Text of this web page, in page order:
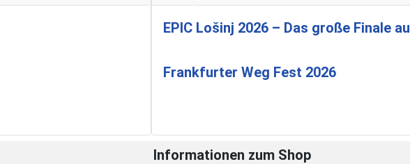
EPIC Lošinj 2026 – Das große Finale
Frankfurter Weg Fest 2026
Informationen zum Shop